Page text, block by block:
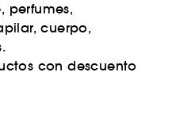
perfumes,
cuerpo,
con descuento